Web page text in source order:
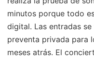
minutos porque todo
digital. Las entradas
preventa privada para
meses atrás. El